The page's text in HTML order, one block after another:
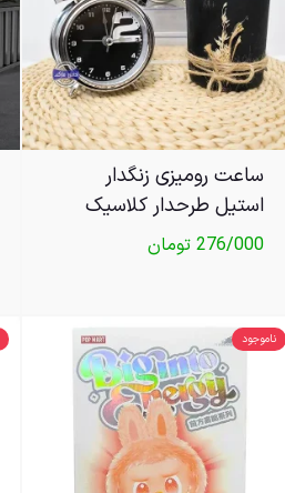
ساعت رومیزی زنگدار
استیل طرحدار کلاسیک
276/000 تومان
ناموجود